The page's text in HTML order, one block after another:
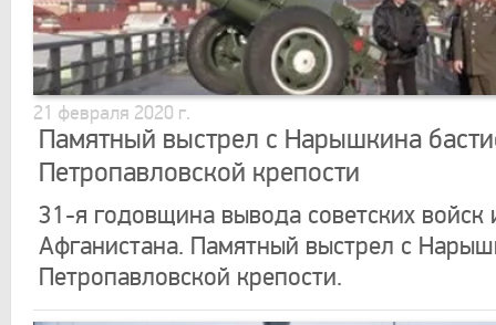
21 февраля 2020 г.
Памятный выстрел с Нарышкина
Петропавловской крепости
31-я годовщина вывода советских войск
Афганистана. Памятный выстрел с
Петропавловской крепости.